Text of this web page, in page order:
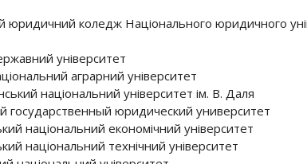
юридичний коледж Національного юридичного
університет
аграрний університет
національний університет ім. В. Даля
государственный юридический университет
національний економічний університет
національний технічний університет